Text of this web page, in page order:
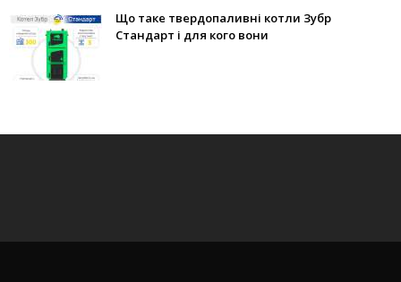
Що таке твердопаливні котли Зубр
Стандарт і для кого вони